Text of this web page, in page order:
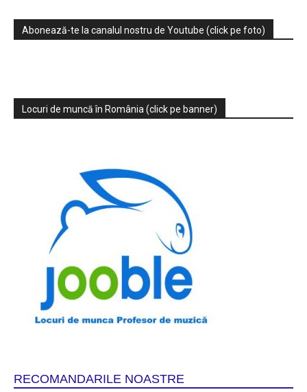
Abonează-te la canalul nostru de Youtube (click pe foto)
Locuri de muncă în România (click pe banner)
RECOMANDARILE NOASTRE